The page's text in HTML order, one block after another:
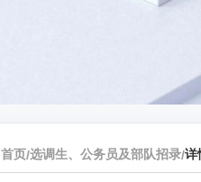
首页/选调生、公务员及部队招录/详